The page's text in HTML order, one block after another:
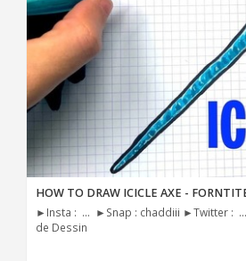
HOW TO DRAW ICICLE AXE -
►Insta : ... ►Snap : chaddiii ►Twitter :
de Dessin